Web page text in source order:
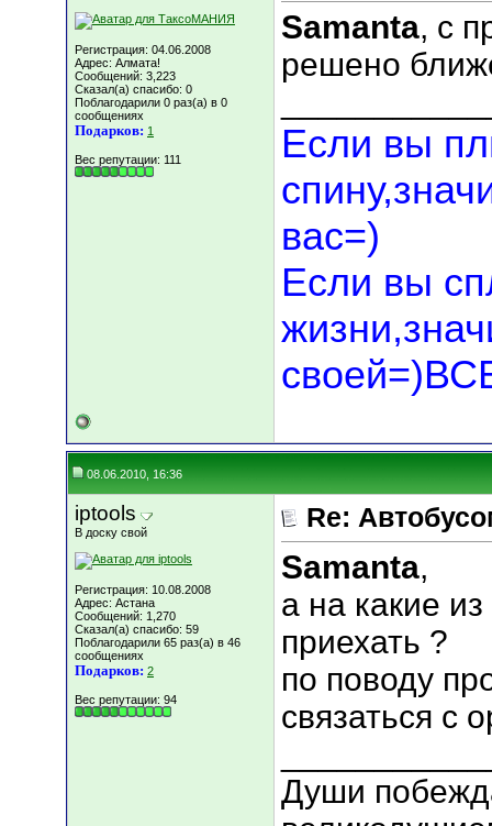
Регистрация: 04.06.2008
Адрес: Алмата!
Сообщений: 3,223
Сказал(а) спасибо: 0
Поблагодарили 0 раз(а) в 0
сообщениях
Подарков: 1
Вес репутации: 111
Samanta, с
решено
Если вы
вас=)
Если вы
08.06.2010, 16:36
iptools
В доску свой
Регистрация: 10.08.2008
Адрес: Астана
Сообщений: 1,270
Сказал(а) спасибо: 59
Поблагодарили 65 раз(а) в 46
сообщениях
Подарков: 2
Вес репутации: 94
Re:
Samanta,
а на какие
приехать ?
по поводу
связаться с
Души